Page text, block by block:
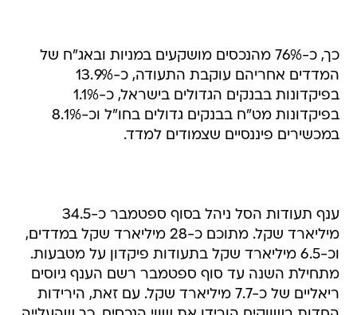
בפיקדונות בבנקים הגדולים בישראל, כ-1.1%
בפיקדונות מט"ח בבנקים גדולים בחו"ל וכ-8.1%
במכשירים פיננסיים שצמודים למדד.
וכ-6.5 מיליארד שקל בתעודות פיקדון על מטבעות.
מתחילת השנה עד סוף ספטמבר רשם הענף גיוסים
ריאליים של כ-7.7 מיליארד שקל. עם זאת, הירידות
החדות בשווקים הורידו את שווי הנכסים, כך שהעלייה
הנומינלית התכווצה למיליארד שקל בלבד.